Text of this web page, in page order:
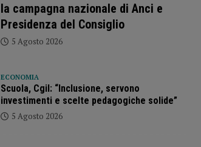
la campagna nazionale di Anci e
Presidenza del Consiglio
5 Agosto 2026
ECONOMIA
Scuola, Cgil: “Inclusione, servono
investimenti e scelte pedagogiche solide”
5 Agosto 2026